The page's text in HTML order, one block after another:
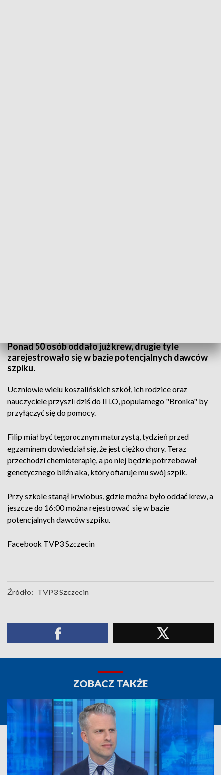
Ponad 50 osób oddało już krew, drugie tyle
zarejestrowało się w bazie potencjalnych dawców
szpiku.
Uczniowie wielu koszalińskich szkół, ich rodzice oraz
nauczyciele przyszli dziś do II LO, popularnego "Bronka" by
przyłączyć się do pomocy.
Filip miał być tegorocznym maturzystą, tydzień przed
egzaminem dowiedział się, że jest ciężko chory. Teraz
przechodzi chemioterapię, a po niej będzie potrzebował
genetycznego bliźniaka, który ofiaruje mu swój szpik.
Przy szkole stanął krwiobus, gdzie można było oddać krew, a
jeszcze do 16:00 można rejestrować się w bazie
potencjalnych dawców szpiku.
Facebook TVP3 Szczecin
Źródło: TVP3 Szczecin
ZOBACZ TAKŻE